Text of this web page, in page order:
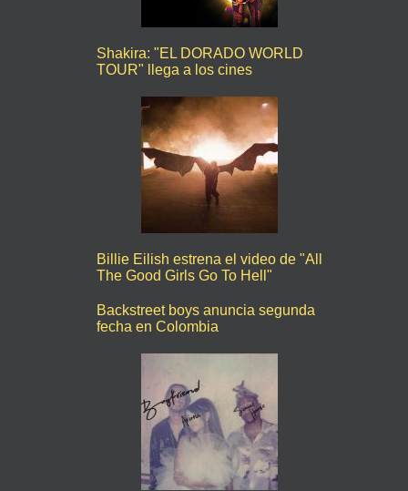
Shakira: "EL DORADO WORLD
TOUR" llega a los cines
Billie Eilish estrena el video de "All
The Good Girls Go To Hell"
Backstreet boys anuncia segunda
fecha en Colombia